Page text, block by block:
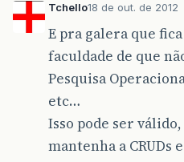
Tchello18 de out. de 2012
E pra galera que
faculdade de que
Pesquisa
etc…
Isso pode ser
mantenha a CRUDs